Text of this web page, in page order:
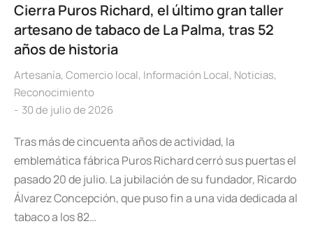
Cierra Puros Richard, el último gran taller
artesano de tabaco de La Palma, tras 52
años de historia
Artesanía, Comercio local, Información Local, Noticias,
Reconocimiento
30 de julio de 2026
Tras más de cincuenta años de actividad, la
emblemática fábrica Puros Richard cerró sus puertas el
pasado 20 de julio. La jubilación de su fundador, Ricardo
Álvarez Concepción, que puso fin a una vida dedicada al
tabaco a los 82…